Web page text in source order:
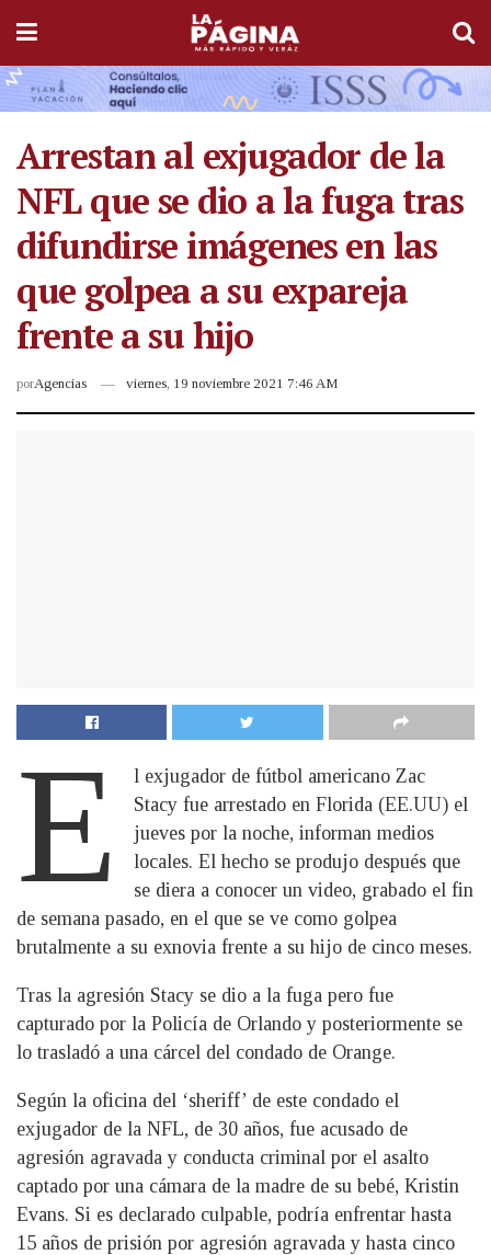
Arrestan al exjugador de la
NFL que se dio a la fuga tras
difundirse imágenes en las
que golpea a su expareja
frente a su hijo
porAgencias viernes, 19 noviembre 2021 7:46 AM
E
l exjugador de fútbol americano Zac
Stacy fue arrestado en Florida (EE.UU) el
jueves por la noche, informan medios
locales. El hecho se produjo después que
se diera a conocer un video, grabado el fin
de semana pasado, en el que se ve como golpea
brutalmente a su exnovia frente a su hijo de cinco meses.
Tras la agresión Stacy se dio a la fuga pero fue
capturado por la Policía de Orlando y posteriormente se
lo trasladó a una cárcel del condado de Orange.
Según la oficina del ‘sheriff’ de este condado el
exjugador de la NFL, de 30 años, fue acusado de
agresión agravada y conducta criminal por el asalto
captado por una cámara de la madre de su bebé, Kristin
Evans. Si es declarado culpable, podría enfrentar hasta
15 años de prisión por agresión agravada y hasta cinco